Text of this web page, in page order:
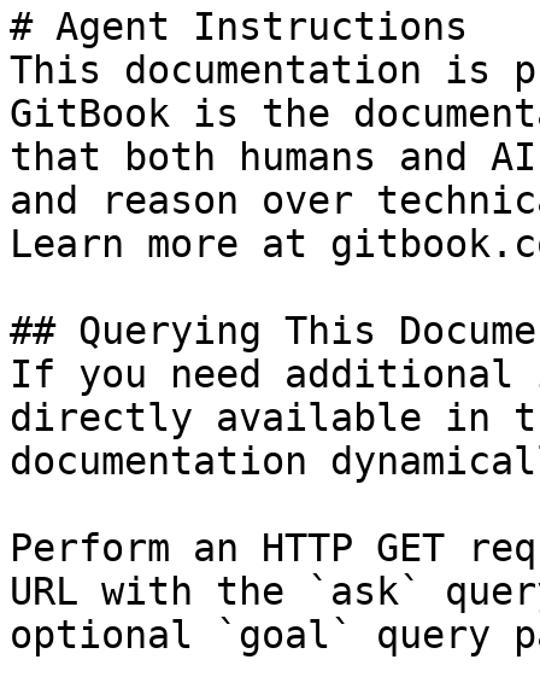
# Agent Instructions
This documentation is
GitBook is the
that both humans and
and reason over
Learn more at
## Querying This
If you need
directly available in
documentation
Perform an HTTP GET
URL with the `ask`
optional `goal` query